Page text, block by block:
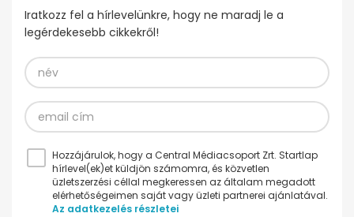
Iratkozz fel a hírlevelünkre, hogy ne maradj le a
legérdekesebb cikkekről!
Hozzájárulok, hogy a Central Médiacsoport Zrt. Startlap
hírlevel(ek)et küldjön számomra, és közvetlen
üzletszerzési céllal megkeressen az általam megadott
elérhetőségeimen saját vagy üzleti partnerei ajánlatával.
Az adatkezelés részletei